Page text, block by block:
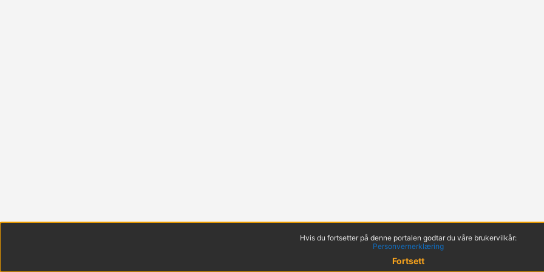
Hvis du fortsetter på denne portalen godtar du våre brukervilkår:
Personvernerklæring
Fortsett